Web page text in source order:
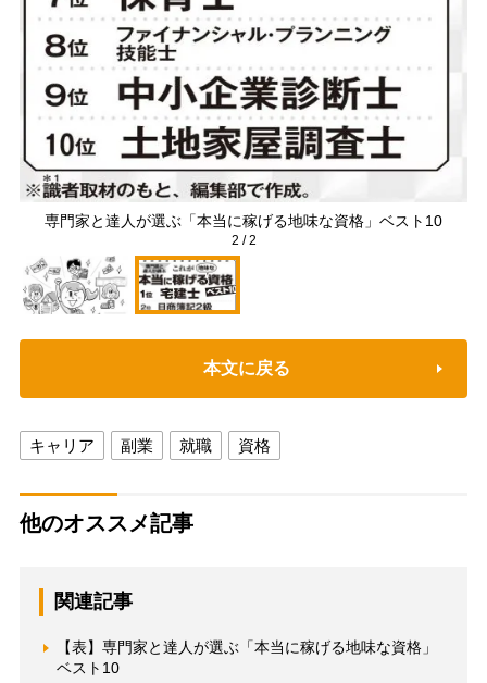
専門家と達人が選ぶ「本当に稼げる地味な資格」ベスト10
2 /2
本文に戻る
キャリア 副業 就職 資格
他のオススメ記事
関連記事
【表】専門家と達人が選ぶ「本当に稼げる地味な資格」
ベスト10